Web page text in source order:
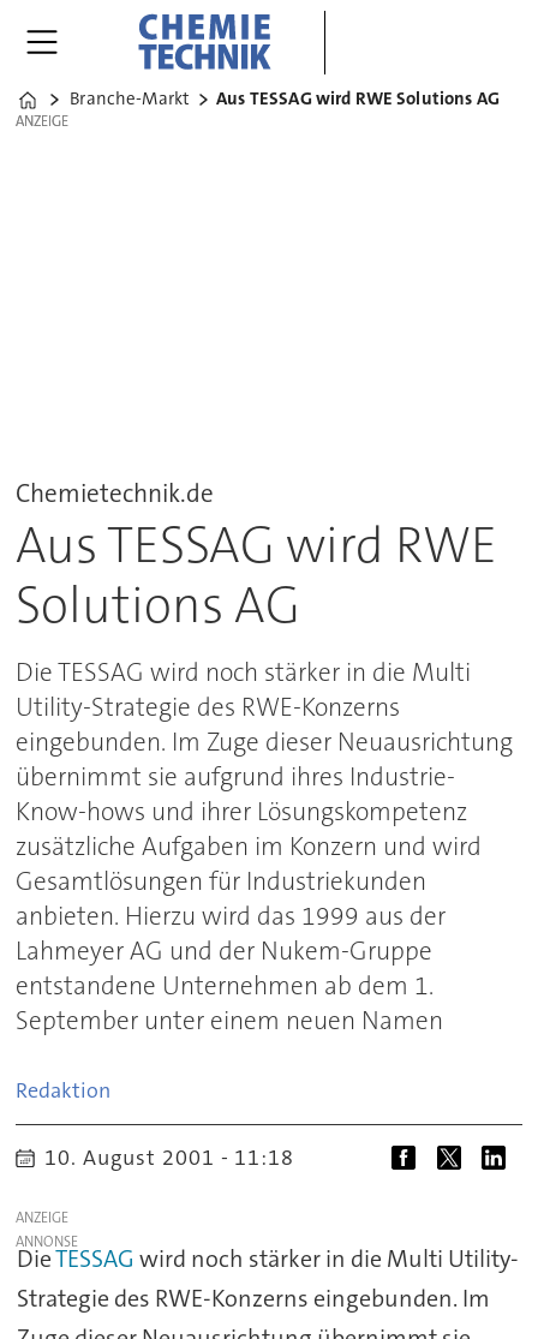
Home
Branche-Markt Aus TESSAG wird RWE Solutions AG
ANZEIGE
ANZEIGE
Chemietechnik.de
Aus TESSAG wird RWE
Solutions AG
Die TESSAG wird noch stärker in die Multi
Utility-Strategie des RWE-Konzerns
eingebunden. Im Zuge dieser Neuausrichtung
übernimmt sie aufgrund ihres Industrie-
Know-hows und ihrer Lösungskompetenz
zusätzliche Aufgaben im Konzern und wird
Gesamtlösungen für Industriekunden
anbieten. Hierzu wird das 1999 aus der
Lahmeyer AG und der Nukem-Gruppe
entstandene Unternehmen ab dem 1.
September unter einem neuen Namen
Redaktion
10. August 2001 - 11:18
ANZEIGE
DieTESSAG wird noch stärker in die Multi Utility-
Strategie des RWE-Konzerns eingebunden. Im